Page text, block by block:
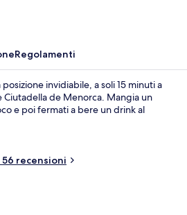
Regolamenti
invidiabile, a soli 15 minuti a
de Menorca. Mangia un
e poi fermati a bere un drink al
56 recensioni